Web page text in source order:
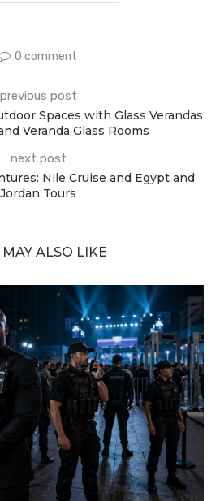
0 comment
previous post
Spaces with Glass Verandas
Veranda Glass Rooms
next post
Nile Cruise and Egypt and
Jordan Tours
ALSO LIKE